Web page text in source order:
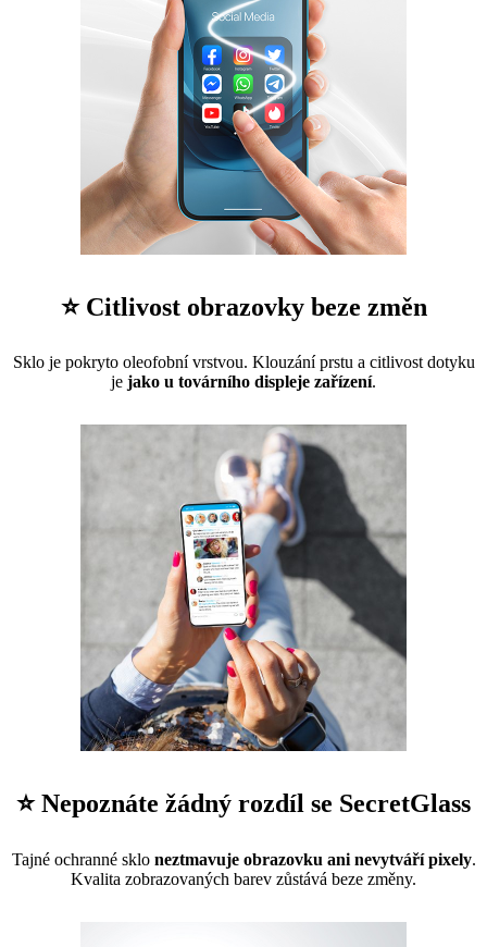
⭐ Citlivost obrazovky beze změn
Sklo je pokryto oleofobní vrstvou. Klouzání prstu a citlivost dotyku
je jako u továrního displeje zařízení.
⭐ Nepoznáte žádný rozdíl se SecretGlass
Tajné ochranné sklo neztmavuje obrazovku ani nevytváří pixely.
Kvalita zobrazovaných barev zůstává beze změny.